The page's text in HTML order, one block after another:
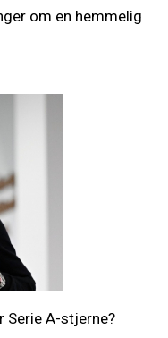
om en hemmelig
Serie A-stjerne?